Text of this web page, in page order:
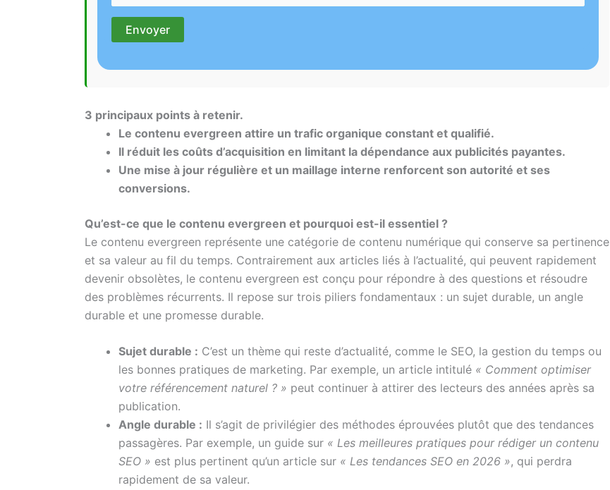
3 principaux points à retenir.
Le contenu evergreen attire un trafic organique constant et qualifié.
Il réduit les coûts d’acquisition en limitant la dépendance aux publicités payantes.
Une mise à jour régulière et un maillage interne renforcent son autorité et ses
conversions.
Qu’est-ce que le contenu evergreen et pourquoi est-il essentiel ?
Le contenu evergreen représente une catégorie de contenu numérique qui conserve sa pertinence
et sa valeur au fil du temps. Contrairement aux articles liés à l’actualité, qui peuvent rapidement
devenir obsolètes, le contenu evergreen est conçu pour répondre à des questions et résoudre
des problèmes récurrents. Il repose sur trois piliers fondamentaux : un sujet durable, un angle
durable et une promesse durable.
Sujet durable : C’est un thème qui reste d’actualité, comme le SEO, la gestion du temps ou
les bonnes pratiques de marketing. Par exemple, un article intitulé « Comment optimiser
votre référencement naturel ? » peut continuer à attirer des lecteurs des années après sa
publication.
Angle durable : Il s’agit de privilégier des méthodes éprouvées plutôt que des tendances
passagères. Par exemple, un guide sur « Les meilleures pratiques pour rédiger un contenu
SEO » est plus pertinent qu’un article sur « Les tendances SEO en 2026 », qui perdra
rapidement de sa valeur.